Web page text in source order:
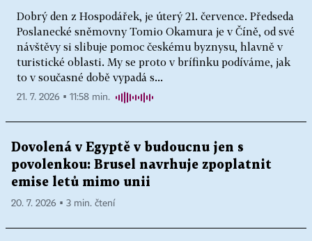
Dobrý den z Hospodářek, je úterý 21. července. Předseda
Poslanecké sněmovny Tomio Okamura je v Číně, od své
návštěvy si slibuje pomoc českému byznysu, hlavně v
turistické oblasti. My se proto v brífinku podíváme, jak
to v současné době vypadá s...
21. 7. 2026 ▪ 11:58 min.
Dovolená v Egyptě v budoucnu jen s
povolenkou: Brusel navrhuje zpoplatnit
emise letů mimo unii
20. 7. 2026 ▪ 3 min. čtení